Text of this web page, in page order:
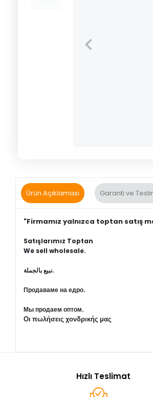
Ürün Açıklaması Garanti ve
"Firmamız yalnızca toptan satış
Satışlarımız Toptan
We sell wholesale.
نبيع بالجملة.
Продаваме на едро.
Мы продаем оптом.
Οι πωλήσεις χονδρικής μας
Hızlı Teslimat